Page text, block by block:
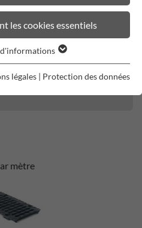
à grilles
mètre
les cookies essentiels
légales | Protection des données